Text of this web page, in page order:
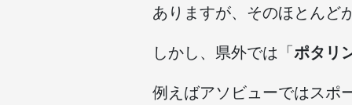
ありますが、そのほとんど
しかし、県外では「ポタリ
例えばアソビューではスポ